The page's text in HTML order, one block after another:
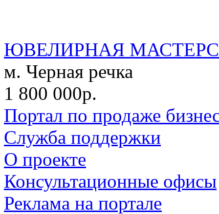
ЮВЕЛИРНАЯ
м. Черная речка
1 800 000р.
Портал по продаже
Служба поддержки
О проекте
Консультационные офисы
Реклама на портале